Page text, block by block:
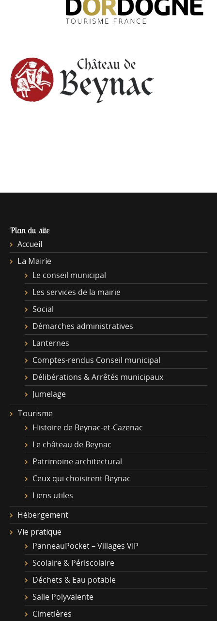
Plan du site
Accueil
La Mairie
Le conseil municipal
Les services de la mairie
Social
Démarches administratives
Lanternes
Comptes-rendus Conseil municipal
Délibérations & Arrêtés municipaux
Jumelage
Tourisme
Histoire de Beynac-et-Cazenac
Le château de Beynac
Patrimoine architectural
Ceux qui choisirent Beynac
Liens utiles
Hébergement
Vie pratique
PanneauPocket – Villages VIP
Scolaire & Périscolaire
Déchets & Eau potable
Salle Polyvalente
Cimetières